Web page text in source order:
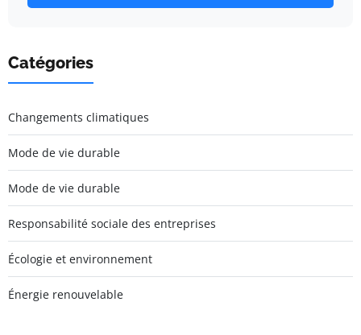
Catégories
Changements climatiques
Mode de vie durable
Mode de vie durable
Responsabilité sociale des entreprises
Écologie et environnement
Énergie renouvelable